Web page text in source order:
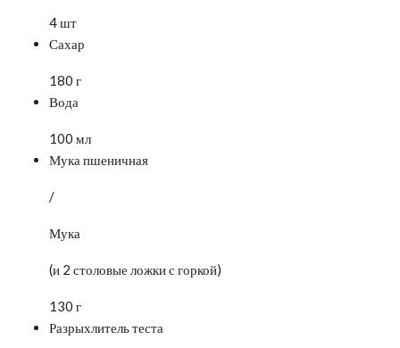
4 шт
Сахар
180 г
Вода
100 мл
Мука пшеничная
/
Мука
(и 2 столовые ложки с горкой)
130 г
Разрыхлитель теста